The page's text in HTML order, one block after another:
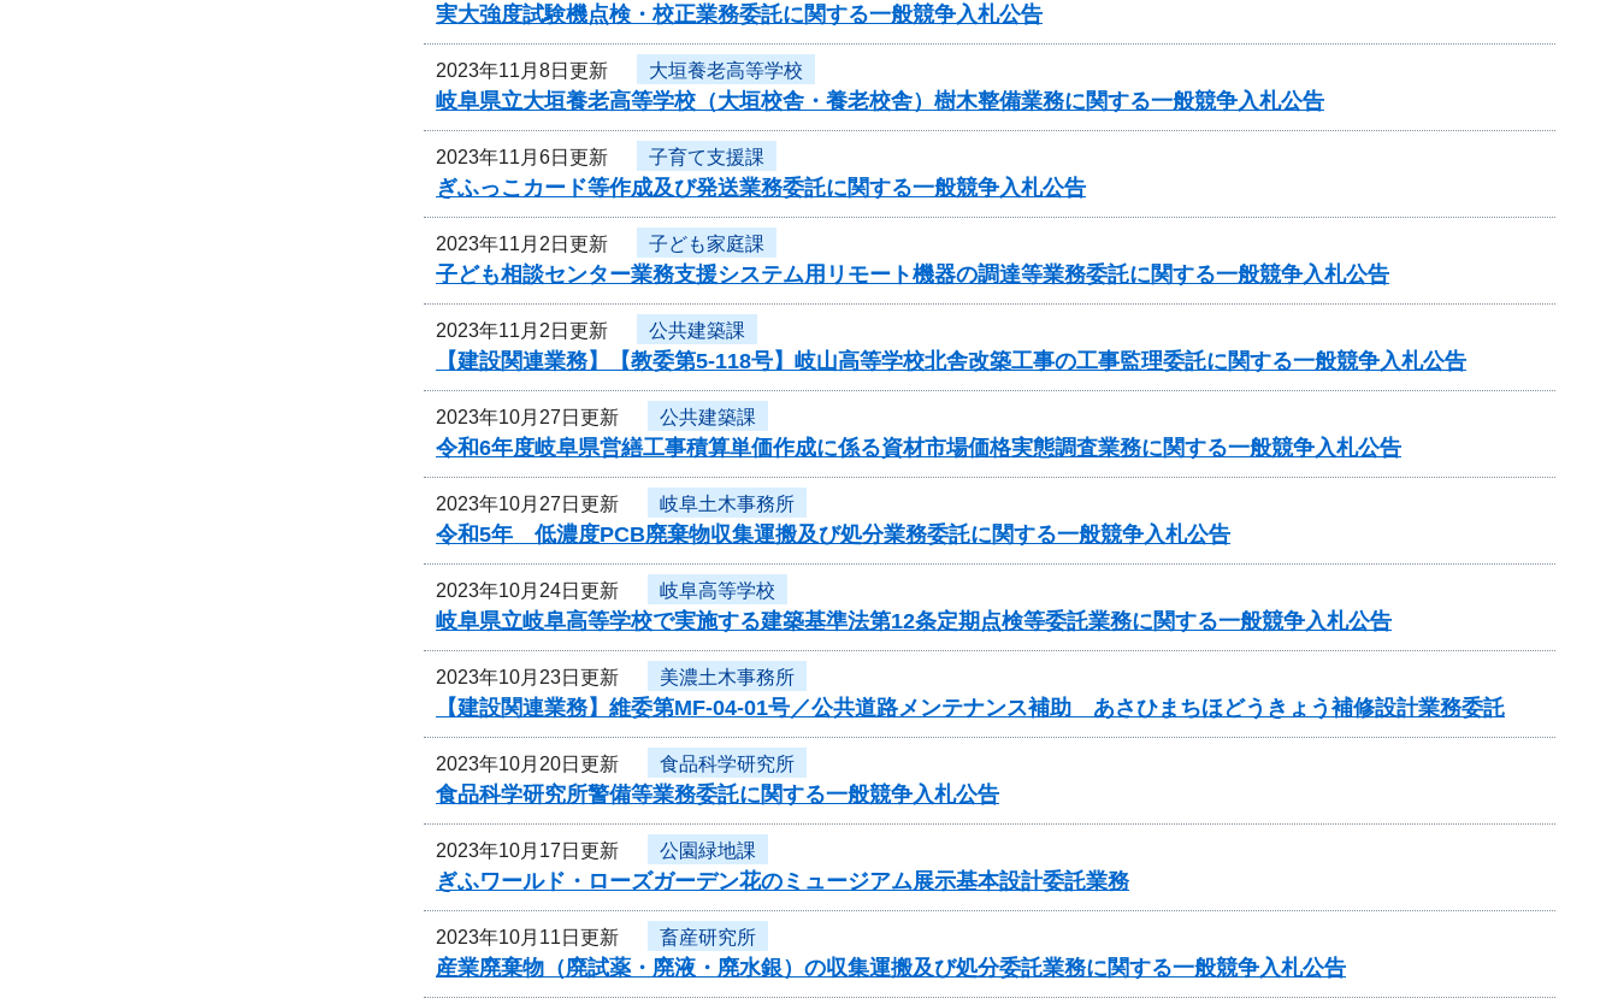
実大強度試験機点検・校正業務委託に関する一般競争入札公告
2023年11月8日更新 大垣養老高等学校
岐阜県立大垣養老高等学校（大垣校舎・養老校舎）樹木整備業務に関する一般競争入札公告
2023年11月6日更新 子育て支援課
ぎふっこカード等作成及び発送業務委託に関する一般競争入札公告
2023年11月2日更新 子ども家庭課
子ども相談センター業務支援システム用リモート機器の調達等業務委託に関する一般競争入札公告
2023年11月2日更新 公共建築課
【建設関連業務】【教委第5-118号】岐山高等学校北舎改築工事の工事監理委託に関する一般競争入札公告
2023年10月27日更新 公共建築課
令和6年度岐阜県営繕工事積算単価作成に係る資材市場価格実態調査業務に関する一般競争入札公告
2023年10月27日更新 岐阜土木事務所
令和5年 低濃度PCB廃棄物収集運搬及び処分業務委託に関する一般競争入札公告
2023年10月24日更新 岐阜高等学校
岐阜県立岐阜高等学校で実施する建築基準法第12条定期点検等委託業務に関する一般競争入札公告
2023年10月23日更新 美濃土木事務所
【建設関連業務】維委第MF-04-01号／公共道路メンテナンス補助 あさひまちほどうきょう補修設計業務委託
2023年10月20日更新 食品科学研究所
食品科学研究所警備等業務委託に関する一般競争入札公告
2023年10月17日更新 公園緑地課
ぎふワールド・ローズガーデン花のミュージアム展示基本設計委託業務
2023年10月11日更新 畜産研究所
産業廃棄物（廃試薬・廃液・廃水銀）の収集運搬及び処分委託業務に関する一般競争入札公告